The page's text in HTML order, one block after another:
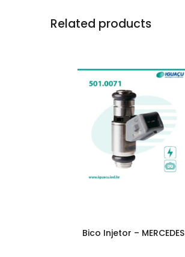
Related products
Bico Injetor – MERCEDES